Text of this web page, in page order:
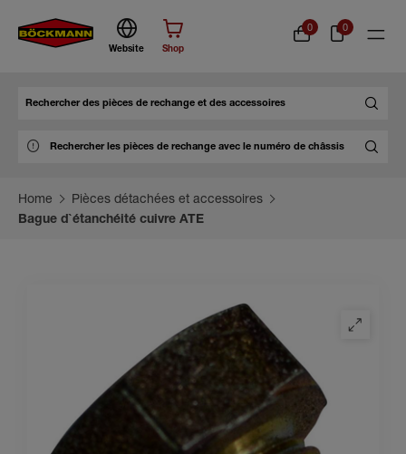
Website Shop
0 0
Home
Pièces détachées et accessoires
Bague d`étanchéité cuivre ATE